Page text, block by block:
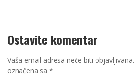
Ostavite komentar
Vaša email adresa neće biti objavljivana.
označena sa *